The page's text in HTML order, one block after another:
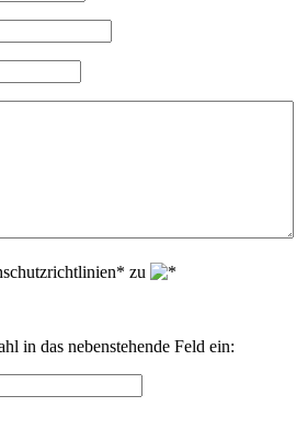
zu
in das nebenstehende Feld ein: